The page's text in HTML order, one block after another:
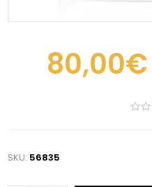
80,00€
SKU: 56835